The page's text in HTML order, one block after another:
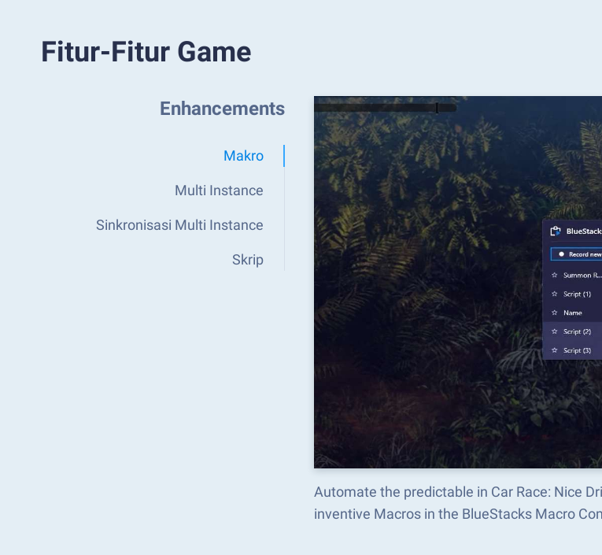
Fitur-Fitur Game
Enhancements
Makro
Multi Instance
Sinkronisasi Multi Instance
Skrip
Automate the predictable in Car Race: Nice
inventive Macros in the BlueStacks Macro